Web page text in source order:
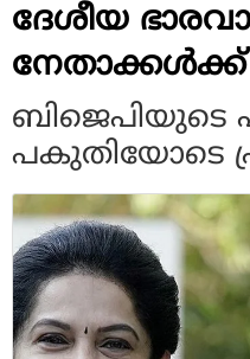
ദേശീയ
ബിജെപിയുടെ
പകുതിയോടെ